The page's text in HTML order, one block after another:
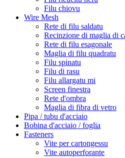
Filu chiovu
Wire Mesh
Rete di filu saldatu
Recinzione di maglia di
Rete di filu esagonale
Maglia di filu quadratu
Filu spinatu
Filu di rasu
Filu allargatu mi
Screen finestra
Rete d'ombra
Maglia di fibra di vetro
Pipa / tubu d'acciaio
Bobina d'acciaio / foglia
Fasteners
Vite per cartongessu
Vite autoperforante